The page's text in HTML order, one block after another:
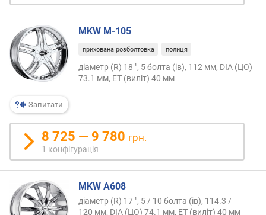
Запитати
MKW M-105
прихована розболтовка полиця
діаметр (R) 18 ", 5 болта (ів), 112 мм, DIA (ЦО)
73.1 мм, ET (виліт) 40 мм
8 725 — 9 780 грн.
1 конфігурація
MKW A608
діаметр (R) 17 ", 5 / 10 болта (ів), 114.3 /
120 мм, DIA (ЦО) 74.1 мм, ET (виліт) 40 мм